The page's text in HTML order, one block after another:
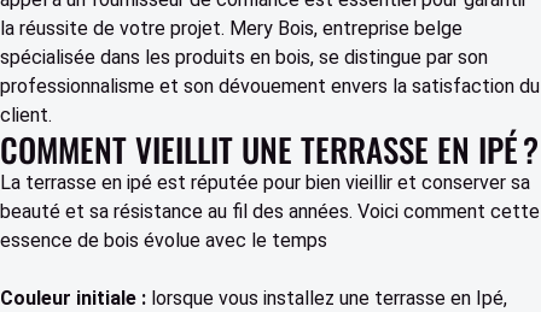
la réussite de votre projet. Mery Bois, entreprise belge
spécialisée dans les produits en bois, se distingue par son
professionnalisme et son dévouement envers la satisfaction du
client.
COMMENT VIEILLIT UNE TERRASSE EN IPÉ ?
La terrasse en ipé est réputée pour bien vieillir et conserver sa
beauté et sa résistance au fil des années. Voici comment cette
essence de bois évolue avec le temps
Couleur initiale : lorsque vous installez une terrasse en Ipé,